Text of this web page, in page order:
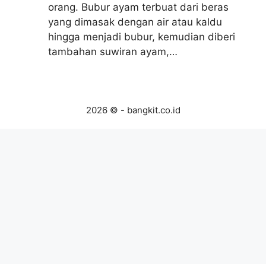
orang. Bubur ayam terbuat dari beras
yang dimasak dengan air atau kaldu
hingga menjadi bubur, kemudian diberi
tambahan suwiran ayam,…
2026 © - bangkit.co.id